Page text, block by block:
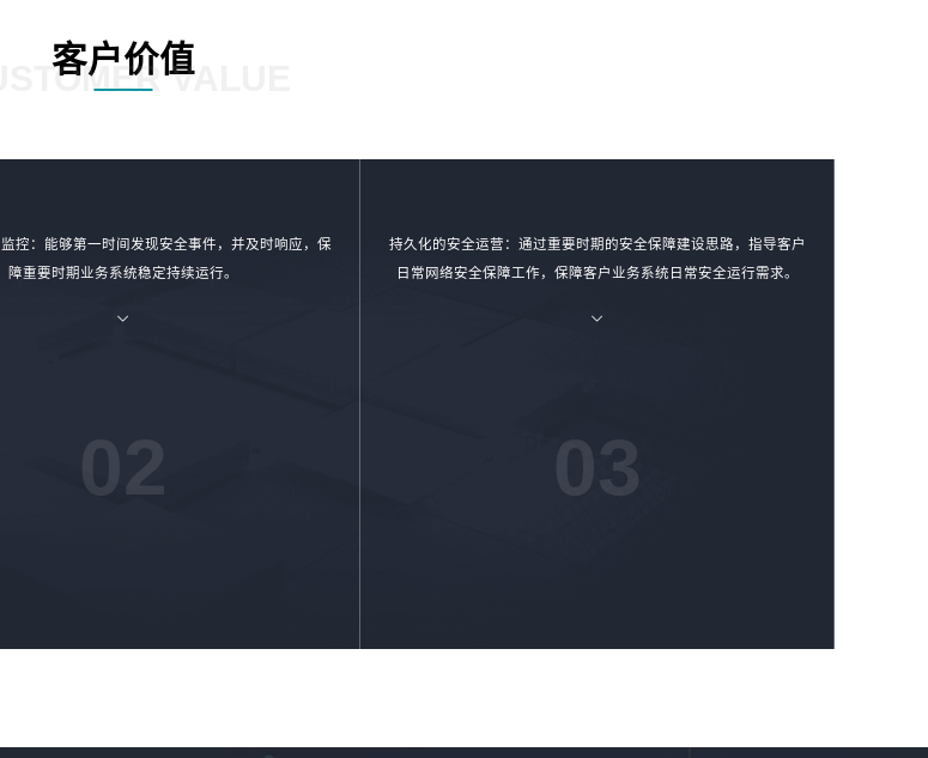
客户价值VALUE
控：能够第一时间发现安全事件，并及时响应，保
障重要时期业务系统稳定持续运行。
02
持久化的安全运营：通过重要时期的安全保障建设思路，指导客户
日常网络安全保障工作，保障客户业务系统日常安全运行需求。
03